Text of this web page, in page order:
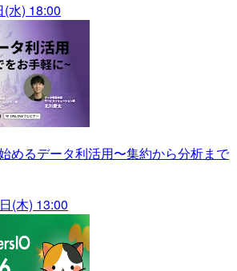
水) 18:00
めるデータ利活用〜集約から分析まで
(木) 13:00